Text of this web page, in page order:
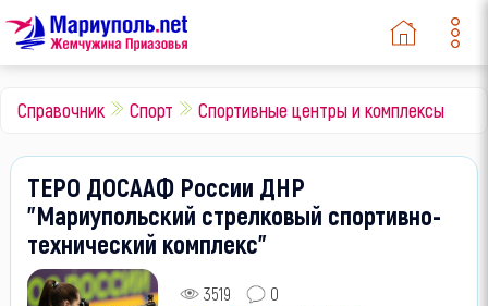
Справочник Спорт Спортивные центры и комплексы
ТЕРО ДОСААФ России ДНР
"Мариупольский стрелковый спортивно-
технический комплекс"
3519 0